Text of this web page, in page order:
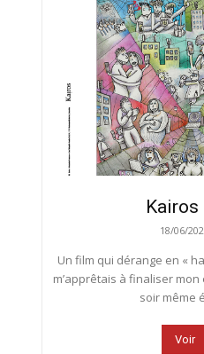
Kairos
18/06/
Un film qui dérange en «
m’apprêtais à finaliser mon
soir même
Voir